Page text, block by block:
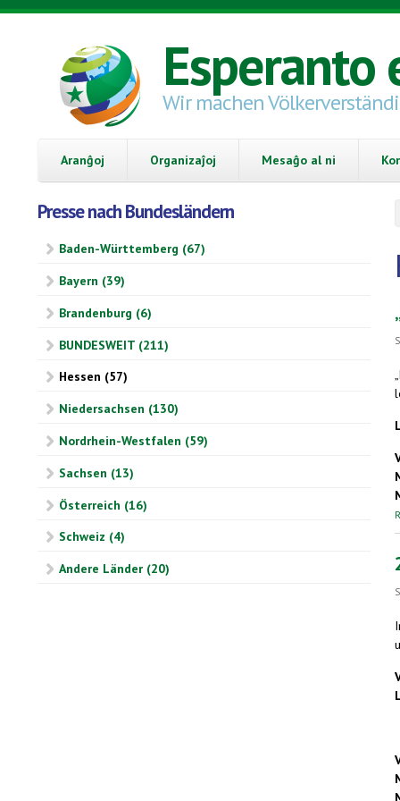
Skip to main content
Esperanto
Wir machen
Aranĝoj Organizaĵoj Mesaĝo al ni
Presse nach Bundesländern
Baden-Württemberg (67)
Bayern (39)
Brandenburg (6)
BUNDESWEIT (211)
Hessen (57)
Niedersachsen (130)
Nordrhein-Westfalen (59)
Sachsen (13)
Österreich (16)
Schweiz (4)
Andere Länder (20)